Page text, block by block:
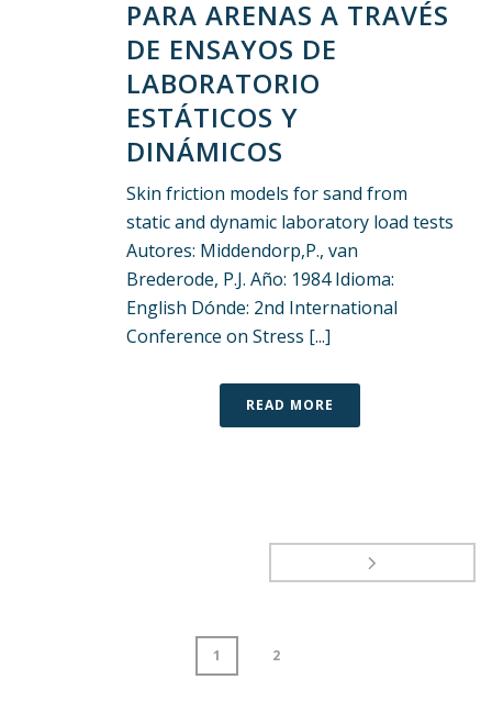
PARA ARENAS A TRAVÉS
DE ENSAYOS DE
LABORATORIO
ESTÁTICOS Y
DINÁMICOS
Skin friction models for sand from
static and dynamic laboratory load tests
Autores: Middendorp,P., van
Brederode, P.J. Año: 1984 Idioma:
English Dónde: 2nd International
Conference on Stress [...]
READ MORE
1 2